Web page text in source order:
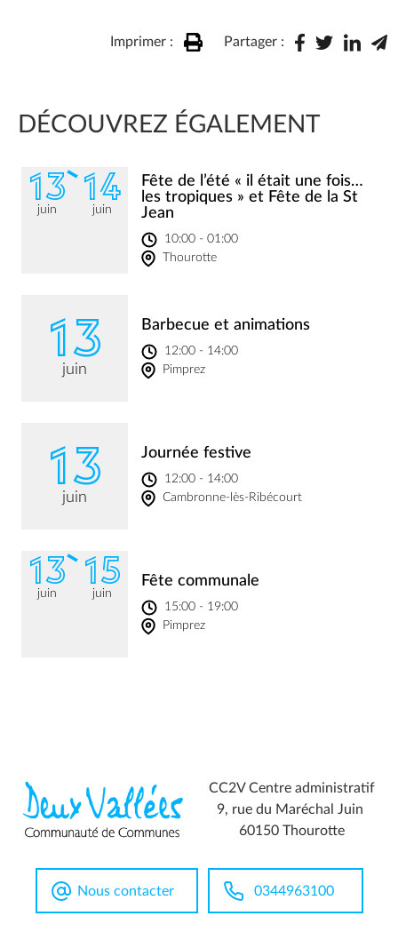
Imprimer : Partager :
DÉCOUVREZ ÉGALEMENT
13
juin
14
juin
Fête de l’été « il était une fois…
les tropiques » et Fête de la St
Jean
10:00 - 01:00
Thourotte
13
juin
Barbecue et animations
12:00 - 14:00
Pimprez
13
juin
Journée festive
12:00 - 14:00
Cambronne-lès-Ribécourt
13
juin
15
juin
Fête communale
15:00 - 19:00
Pimprez
CC2V Centre administratif
9, rue du Maréchal Juin
60150 Thourotte
Nous contacter 0344963100